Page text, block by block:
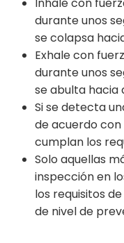
Inhale con
durante unos
se colapsa
Exhale con
durante unos
se abulta hacia
Si se detecta
de acuerdo con
cumplan los
Solo aquellas
inspección en
los requisitos
de nivel de